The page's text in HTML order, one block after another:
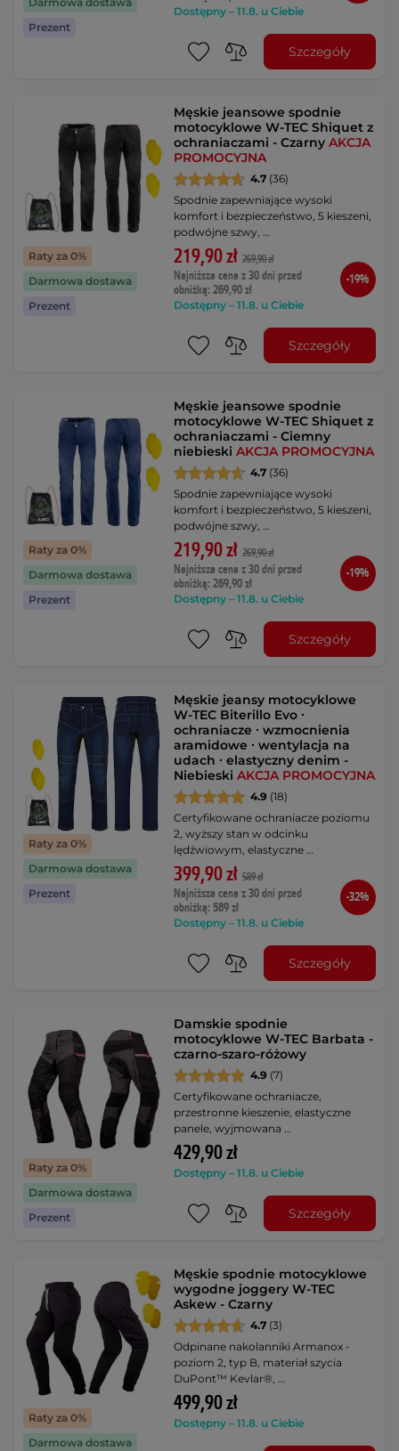
Prezent
Dostępny – 11.8. u Ciebie
Szczegóły
Raty za 0%
Darmowa dostawa
Prezent
Męskie jeansowe spodnie
motocyklowe W-TEC Shiquet z
ochraniaczami - CzarnyAKCJA
PROMOCYJNA
4.7 (36)
Spodnie zapewniające wysoki
komfort i bezpieczeństwo, 5 kieszeni,
podwójne szwy, …
219,90 zł 269,90 zł
Najniższa cena z 30 dni przed
obniżką: 269,90 zł
Dostępny – 11.8. u Ciebie
-19%
Szczegóły
Raty za 0%
Darmowa dostawa
Prezent
Męskie jeansowe spodnie
motocyklowe W-TEC Shiquet z
ochraniaczami - Ciemny
niebieskiAKCJA PROMOCYJNA
4.7 (36)
Spodnie zapewniające wysoki
komfort i bezpieczeństwo, 5 kieszeni,
podwójne szwy, …
219,90 zł 269,90 zł
Najniższa cena z 30 dni przed
obniżką: 269,90 zł
Dostępny – 11.8. u Ciebie
-19%
Szczegóły
Raty za 0%
Darmowa dostawa
Prezent
Męskie jeansy motocyklowe
W-TEC Biterillo Evo ∙
ochraniacze ∙ wzmocnienia
aramidowe ∙ wentylacja na
udach ∙ elastyczny denim -
NiebieskiAKCJA PROMOCYJNA
4.9 (18)
Certyfikowane ochraniacze poziomu
2, wyższy stan w odcinku
lędźwiowym, elastyczne …
399,90 zł 589 zł
Najniższa cena z 30 dni przed
obniżką: 589 zł
Dostępny – 11.8. u Ciebie
-32%
Szczegóły
Raty za 0%
Darmowa dostawa
Prezent
Damskie spodnie
motocyklowe W-TEC Barbata -
czarno-szaro-różowy
4.9 (7)
Certyfikowane ochraniacze,
przestronne kieszenie, elastyczne
panele, wyjmowana …
429,90 zł
Dostępny – 11.8. u Ciebie
Szczegóły
Raty za 0%
Darmowa dostawa
Męskie spodnie motocyklowe
wygodne joggery W-TEC
Askew - Czarny
4.7 (3)
Odpinane nakolanniki Armanox -
poziom 2, typ B, materiał szycia
DuPont™ Kevlar®, …
499,90 zł
Dostępny – 11.8. u Ciebie